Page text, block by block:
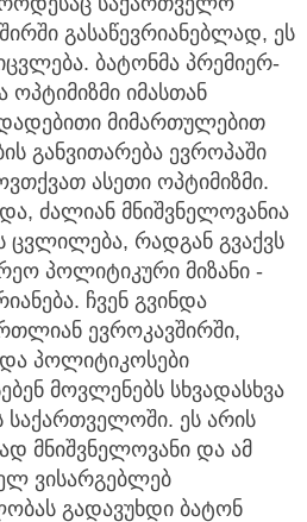
გასაწევრიანებლად, ეს
ბატონმა პრემიერ-
ოპტიმიზმი იმასთან
მიმართულებით
განვითარება ევროპაში
ასეთი ოპტიმიზმი.
ძალიან მნიშვნელოვანია
ცვლილება, რადგან გვაქვს
პოლიტიკური მიზანი -
ჩვენ გვინდა
ევროკავშირში,
პოლიტიკოსები
მოვლენებს სხვადასხვა
საქართველოში. ეს არის
მნიშვნელოვანი და ამ
ვისარგებლებ
გადავუხდი ბატონ